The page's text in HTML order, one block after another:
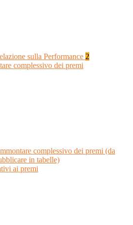
sulla Performance 2
complessivo dei premi
complessivo dei premi (da
in tabelle)
ai premi